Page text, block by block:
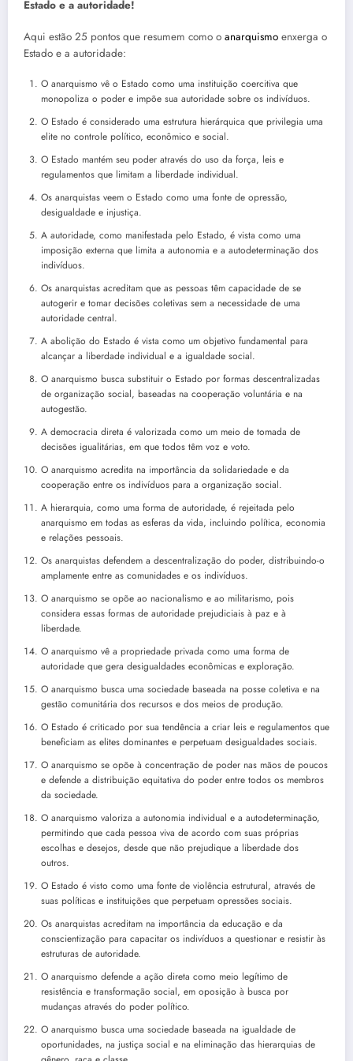
Estado e a autoridade!
Aqui estão 25 pontos que resumem como o anarquismo enxerga o
Estado e a autoridade:
O anarquismo vê o Estado como uma instituição coercitiva que
monopoliza o poder e impõe sua autoridade sobre os indivíduos.
O Estado é considerado uma estrutura hierárquica que privilegia uma
elite no controle político, econômico e social.
O Estado mantém seu poder através do uso da força, leis e
regulamentos que limitam a liberdade individual.
Os anarquistas veem o Estado como uma fonte de opressão,
desigualdade e injustiça.
A autoridade, como manifestada pelo Estado, é vista como uma
imposição externa que limita a autonomia e a autodeterminação dos
indivíduos.
Os anarquistas acreditam que as pessoas têm capacidade de se
autogerir e tomar decisões coletivas sem a necessidade de uma
autoridade central.
A abolição do Estado é vista como um objetivo fundamental para
alcançar a liberdade individual e a igualdade social.
O anarquismo busca substituir o Estado por formas descentralizadas
de organização social, baseadas na cooperação voluntária e na
autogestão.
A democracia direta é valorizada como um meio de tomada de
decisões igualitárias, em que todos têm voz e voto.
O anarquismo acredita na importância da solidariedade e da
cooperação entre os indivíduos para a organização social.
A hierarquia, como uma forma de autoridade, é rejeitada pelo
anarquismo em todas as esferas da vida, incluindo política, economia
e relações pessoais.
Os anarquistas defendem a descentralização do poder, distribuindo-o
amplamente entre as comunidades e os indivíduos.
O anarquismo se opõe ao nacionalismo e ao militarismo, pois
considera essas formas de autoridade prejudiciais à paz e à
liberdade.
O anarquismo vê a propriedade privada como uma forma de
autoridade que gera desigualdades econômicas e exploração.
O anarquismo busca uma sociedade baseada na posse coletiva e na
gestão comunitária dos recursos e dos meios de produção.
O Estado é criticado por sua tendência a criar leis e regulamentos que
beneficiam as elites dominantes e perpetuam desigualdades sociais.
O anarquismo se opõe à concentração de poder nas mãos de poucos
e defende a distribuição equitativa do poder entre todos os membros
da sociedade.
O anarquismo valoriza a autonomia individual e a autodeterminação,
permitindo que cada pessoa viva de acordo com suas próprias
escolhas e desejos, desde que não prejudique a liberdade dos
outros.
O Estado é visto como uma fonte de violência estrutural, através de
suas políticas e instituições que perpetuam opressões sociais.
Os anarquistas acreditam na importância da educação e da
conscientização para capacitar os indivíduos a questionar e resistir às
estruturas de autoridade.
O anarquismo defende a ação direta como meio legítimo de
resistência e transformação social, em oposição à busca por
mudanças através do poder político.
O anarquismo busca uma sociedade baseada na igualdade de
oportunidades, na justiça social e na eliminação das hierarquias de